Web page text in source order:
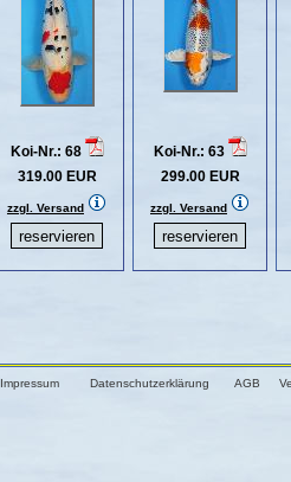
Koi-Nr.: 68
319.00 EUR
zzgl. Versand
Koi-Nr.: 63
299.00 EUR
zzgl. Versand
Impressum Datenschutzerklärung AGB